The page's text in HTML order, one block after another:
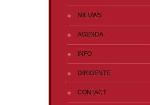
NIEUWS
AGENDA
INFO
DIRIGENTE
CONTACT